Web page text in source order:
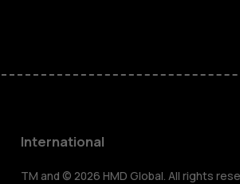
Terra M
International
TM and © 2026 HMD Global. All rights